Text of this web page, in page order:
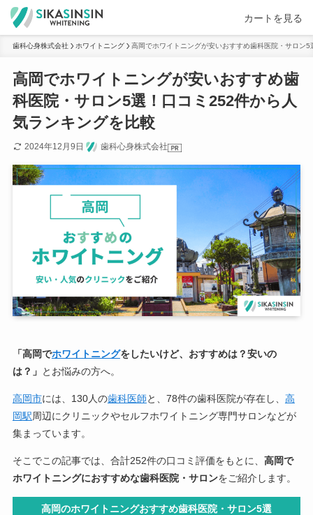
カートを見る
歯科心身株式会社 ホワイトニング 高岡でホワイトニングが安いおすすめ歯科医院・サロン
高岡でホワイトニングが安いおすすめ歯
科医院・サロン5選！口コミ252件から人
気ランキングを比較
2024年12月9日 歯科心身株式会社
「高岡でホワイトニングをしたいけど、おすすめは？安いの
は？」 とお悩みの方へ。
高岡市には、130人の歯科医師と、78件の歯科医院が存在し、 高
岡駅周辺にクリニックやセルフホワイトニング専門サロンなどが
集まっています。
そこでこの記事では、合計252件の口コミ評価をもとに、 高岡で
ホワイトニングにおすすめな歯科医院・サロンをご紹介します。
高岡のホワイトニングおすすめ歯科医院・サロン5選